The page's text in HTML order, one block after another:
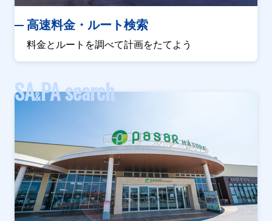
高速料金・ルート検索
料金とルートを調べて計画をたてよう
SA&PA search